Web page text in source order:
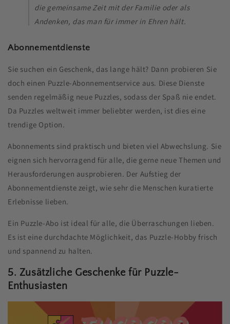
die gemeinsame Zeit mit der Familie oder als
Andenken, das man für immer in Ehren hält.
Abonnementdienste
Sie suchen ein Geschenk, das lange hält? Dann probieren Sie
doch einen Puzzle-Abonnementservice aus. Diese Dienste
senden regelmäßig neue Puzzles, sodass der Spaß nie endet.
Da Puzzles weltweit immer beliebter werden, ist dies eine
trendige Option.
Abonnements sind praktisch und bieten viel Abwechslung. Sie
eignen sich hervorragend für alle, die gerne neue Themen und
Herausforderungen ausprobieren. Der Aufstieg der
Abonnementdienste zeigt, wie sehr die Menschen kuratierte
Erlebnisse lieben.
Ein Puzzle-Abo ist ideal für alle, die Überraschungen lieben.
Es ist eine durchdachte Möglichkeit, das Puzzle-Hobby frisch
und spannend zu halten.
5. Zusätzliche Geschenke für Puzzle-
Enthusiasten